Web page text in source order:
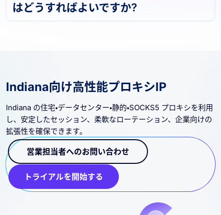
はどうすればよいですか?
Indiana向け高性能プロキシIP
Indiana の住宅・データセンター・静的・SOCKS5 プロキシを利用
し、安定したセッション、柔軟なローテーション、企業向けの
拡張性を確保できます。
営業担当者へのお問い合わせ
トライアルを開始する